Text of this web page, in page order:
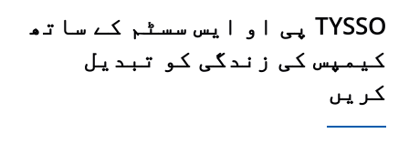
TYSSO پی او ایس سسٹم کے ساتھ
کیمپس کی زندگی کو تبدیل
کریں